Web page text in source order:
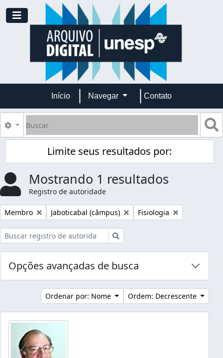
Skip to main content
Toggle navigation
Início Navegar Contato
Buscar
Opções de busca
Limite seus resultados por:
Mostrando 1 resultados
Registro de autoridade
Remover filtro:
Membro Remover filtro:
Jaboticabal (câmpus) Remover filtro:
Fisiologia
Opções avançadas de busca
Ordenar por: Nome Ordem: Decrescente